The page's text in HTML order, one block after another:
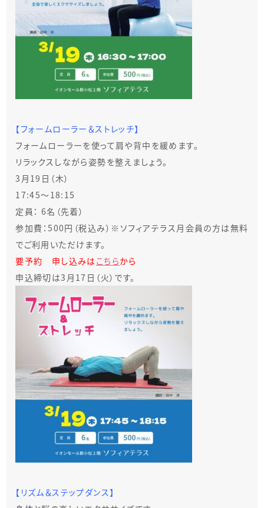
【フォームローラー＆ストレッチ】
フォームローラーを使って肩や背中を緩めます。
リラックスしながら姿勢を整えましょう。
3月19日（木）
17:45～18:15
定員： 6名（先着）
参加費：500円（税込み）※ソフィアテラス月会員の方は無料
でご利用いただけます。
要予約 申し込みはこちらから
申込締切は3月17日（火）です。
【リズム＆ステップダンス】